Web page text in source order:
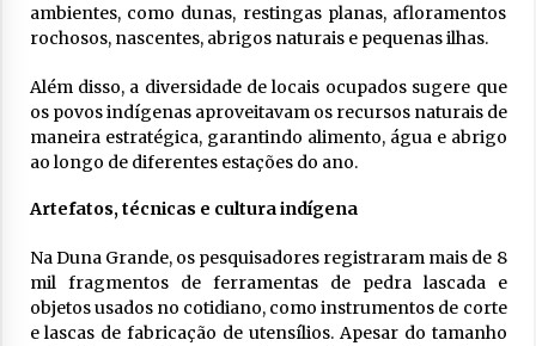
ambientes, como dunas, restingas planas, afloramentos
rochosos, nascentes, abrigos naturais e pequenas ilhas.
Além disso, a diversidade de locais ocupados sugere que
os povos indígenas aproveitavam os recursos naturais de
maneira estratégica, garantindo alimento, água e abrigo
ao longo de diferentes estações do ano.
Artefatos, técnicas e cultura indígena
Na Duna Grande, os pesquisadores registraram mais de 8
mil fragmentos de ferramentas de pedra lascada e
objetos usados no cotidiano, como instrumentos de corte
e lascas de fabricação de utensílios. Apesar do tamanho